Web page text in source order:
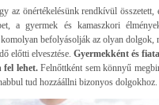
az önértékelésünk rendkívül összetett,
a gyermek és kamaszkori
befolyásolják az olyan dolgok,
előtti elvesztése. Gyermekként és
fel lehet.Felnőttként sem könnyű
tud hozzáállni bizonyos dolgokhoz.